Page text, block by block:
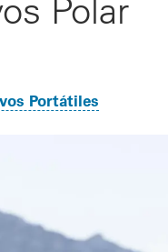
Polar
Portátiles